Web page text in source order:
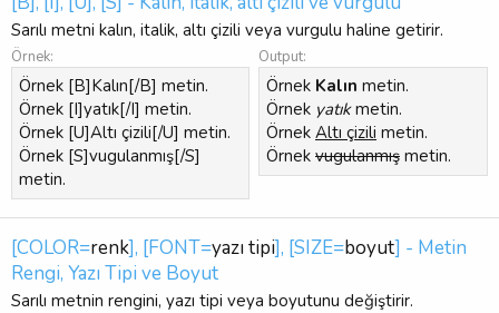
Sarılı metni kalın, italik, altı çizili veya vurgulu haline getirir.
Örnek:
Örnek [B]Kalın[/B] metin.
Örnek [I]yatık[/I] metin.
Örnek [U]Altı çizili[/U] metin.
Örnek [S]vugulanmış[/S]
metin.
Output:
Örnek Kalın metin.
Örnek yatıkmetin.
Örnek Altı çizili metin.
Örnek vugulanmış metin.
[COLOR=renk], [FONT=yazı tipi], [SIZE=boyut] - Metin
Rengi, Yazı Tipi ve Boyut
Sarılı metnin rengini, yazı tipi veya boyutunu değiştirir.